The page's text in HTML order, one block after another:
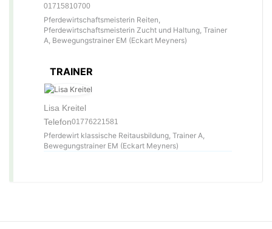
01715810700
Pferdewirtschaftsmeisterin Reiten,
Pferdewirtschaftsmeisterin Zucht und Haltung, Trainer
A, Bewegungstrainer EM (Eckart Meyners)
TRAINER
Lisa Kreitel
Telefon01776221581
Pferdewirt klassische Reitausbildung, Trainer A,
Bewegungstrainer EM (Eckart Meyners)